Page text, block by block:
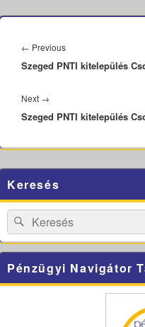
navigáció
← PreviousPrevious
post:
Szeged PNTI kitelepülés
Next →
post:
Szeged PNTI kitelepülés
Sidebar
Widget
Area
Keresés
Search
for:
Search
Pénzügyi Navigátor